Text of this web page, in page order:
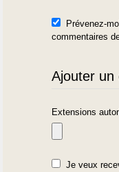
Prévenez-
commentaires
Ajouter un
Extensions
Je veux